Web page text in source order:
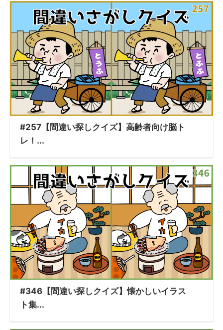
#257【間違い探しクイズ】高齢者向け脳ト
レ！...
#346【間違い探しクイズ】懐かしいイラス
ト集...